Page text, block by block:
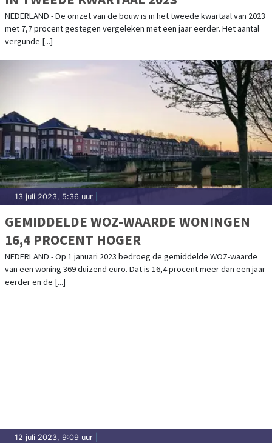
NEDERLAND - De omzet van de bouw is in het tweede kwartaal van 2023
met 7,7 procent gestegen vergeleken met een jaar eerder. Het aantal
vergunde [...]
13 juli 2023, 5:36 uur
GEMIDDELDE WOZ-WAARDE WONINGEN
16,4 PROCENT HOGER
NEDERLAND - Op 1 januari 2023 bedroeg de gemiddelde WOZ-waarde
van een woning 369 duizend euro. Dat is 16,4 procent meer dan een jaar
eerder en de [...]
12 juli 2023, 9:09 uur